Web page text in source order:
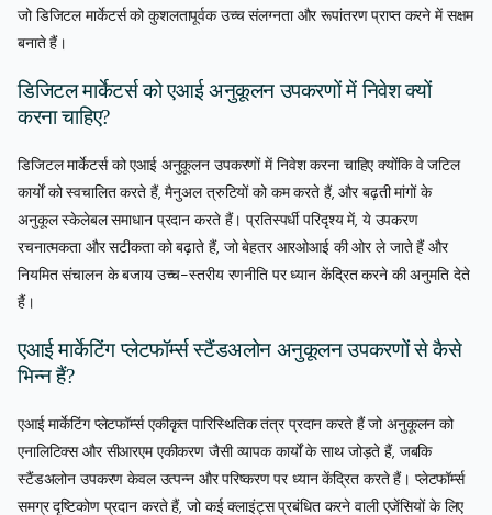
जो डिजिटल मार्केटर्स को कुशलतापूर्वक उच्च संलग्नता और रूपांतरण प्राप्त करने में सक्षम
बनाते हैं।
डिजिटल मार्केटर्स को एआई अनुकूलन उपकरणों में निवेश क्यों
करना चाहिए?
डिजिटल मार्केटर्स को एआई अनुकूलन उपकरणों में निवेश करना चाहिए क्योंकि वे जटिल
कार्यों को स्वचालित करते हैं, मैनुअल त्रुटियों को कम करते हैं, और बढ़ती मांगों के
अनुकूल स्केलेबल समाधान प्रदान करते हैं। प्रतिस्पर्धी परिदृश्य में, ये उपकरण
रचनात्मकता और सटीकता को बढ़ाते हैं, जो बेहतर आरओआई की ओर ले जाते हैं और
नियमित संचालन के बजाय उच्च-स्तरीय रणनीति पर ध्यान केंद्रित करने की अनुमति देते
हैं।
एआई मार्केटिंग प्लेटफॉर्म्स स्टैंडअलोन अनुकूलन उपकरणों से कैसे
भिन्न हैं?
एआई मार्केटिंग प्लेटफॉर्म्स एकीकृत पारिस्थितिक तंत्र प्रदान करते हैं जो अनुकूलन को
एनालिटिक्स और सीआरएम एकीकरण जैसी व्यापक कार्यों के साथ जोड़ते हैं, जबकि
स्टैंडअलोन उपकरण केवल उत्पन्न और परिष्करण पर ध्यान केंद्रित करते हैं। प्लेटफॉर्म्स
समग्र दृष्टिकोण प्रदान करते हैं, जो कई क्लाइंट्स प्रबंधित करने वाली एजेंसियों के लिए